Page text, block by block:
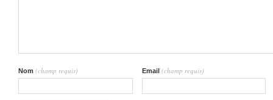
Nom (champ requis) Email (champ requis)